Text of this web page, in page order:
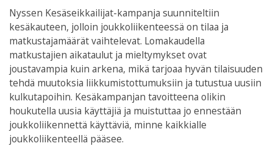
Nyssen Kesäseikkailijat-kampanja suunniteltiin
kesäkauteen, jolloin joukkoliikenteessä on tilaa ja
matkustajamäärät vaihtelevat. Lomakaudella
matkustajien aikataulut ja mieltymykset ovat
joustavampia kuin arkena, mikä tarjoaa hyvän tilaisuuden
tehdä muutoksia liikkumistottumuksiin ja tutustua uusiin
kulkutapoihin. Kesäkampanjan tavoitteena olikin
houkutella uusia käyttäjiä ja muistuttaa jo ennestään
joukkoliikennettä käyttäviä, minne kaikkialle
joukkoliikenteellä pääsee.